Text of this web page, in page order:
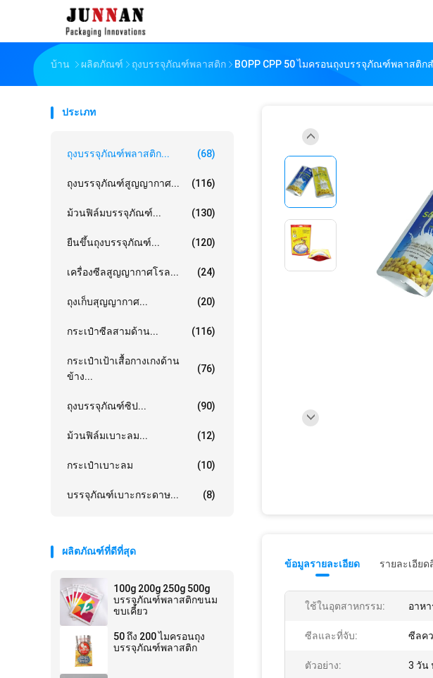
บ้าน ผลิตภัณฑ์ ถุงบรรจุภัณฑ์พลาสติก BOPP CPP 50 ไมครอนถุงบรรจุภัณฑ์พลาสติก
ประเภท
ถุงบรรจุภัณฑ์พลาสติก... (68)
ถุงบรรจุภัณฑ์สูญญากาศ... (116)
ม้วนฟิล์มบรรจุภัณฑ์... (130)
ยืนขึ้นถุงบรรจุภัณฑ์... (120)
เครื่องซีลสูญญากาศโรล... (24)
ถุงเก็บสุญญากาศ... (20)
กระเป๋าซีลสามด้าน... (116)
กระเป๋าเป้าเสื้อกางเกงด้าน
ข้าง...
(76)
ถุงบรรจุภัณฑ์ซิป... (90)
ม้วนฟิล์มเบาะลม... (12)
กระเป๋าเบาะลม (10)
บรรจุภัณฑ์เบาะกระดาษ... (8)
ผลิตภัณฑ์ที่ดีที่สุด
100g 200g 250g 500g
บรรจุภัณฑ์พลาสติกขนม
ขบเคี้ยว
50 ถึง 200 ไมครอนถุง
บรรจุภัณฑ์พลาสติก
ข้อมูลรายละเอียด รายละเอีย
ใช้ในอุตสาหกรรม: อาหา
ซีลและที่จับ: ซีลค
ตัวอย่าง: 3 วัน